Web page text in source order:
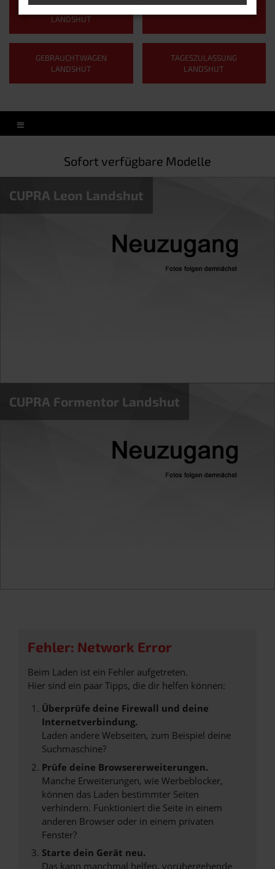
VORFÜHRWAGEN
LANDSHUT
NEUWAGEN LANDSHUT
GEBRAUCHTWAGEN
LANDSHUT
TAGESZULASSUNG
LANDSHUT
Sofort verfügbare Modelle
CUPRA Leon Landshut
CUPRA Formentor Landshut
Fehler: Network Error
Beim Laden ist ein Fehler aufgetreten.
Hier sind ein paar Tipps, die dir helfen können:
Überprüfe deine Firewall und deine
Internetverbindung.
Laden andere Webseiten, zum Beispiel deine
Suchmaschine?
Prüfe deine Browsererweiterungen.
Manche Erweiterungen, wie Werbeblocker,
können das Laden bestimmter Seiten
verhindern. Funktioniert die Seite in einem
anderen Browser oder in einem privaten
Fenster?
Starte dein Gerät neu.
Das kann manchmal helfen, vorübergehende